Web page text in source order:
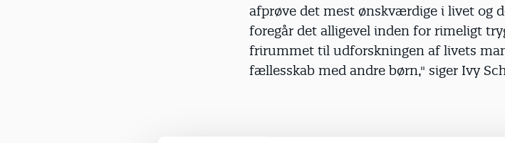
afprøve det mest ønskværdige i livet og
foregår det alligevel inden for rimeligt
frirummet til udforskningen af livets
fællesskab med andre børn," siger Ivy